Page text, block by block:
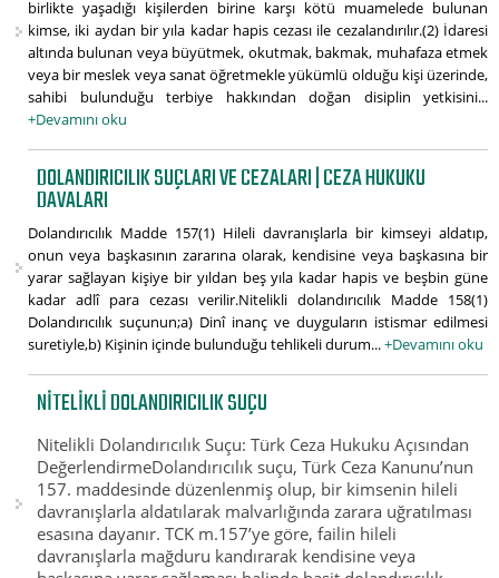
birlikte yaşadığı kişilerden birine karşı kötü muamelede bulunan
kimse, iki aydan bir yıla kadar hapis cezası ile cezalandırılır.(2) İdaresi
altında bulunan veya büyütmek, okutmak, bakmak, muhafaza etmek
veya bir meslek veya sanat öğretmekle yükümlü olduğu kişi üzerinde,
sahibi bulunduğu terbiye hakkından doğan disiplin yetkisini...
+Devamını oku
DOLANDIRICILIK SUÇLARI VE CEZALARI | CEZA HUKUKU
DAVALARI
Dolandırıcılık Madde 157(1) Hileli davranışlarla bir kimseyi aldatıp,
onun veya başkasının zararına olarak, kendisine veya başkasına bir
yarar sağlayan kişiye bir yıldan beş yıla kadar hapis ve beşbin güne
kadar adlî para cezası verilir.Nitelikli dolandırıcılık Madde 158(1)
Dolandırıcılık suçunun;a) Dinî inanç ve duyguların istismar edilmesi
suretiyle,b) Kişinin içinde bulunduğu tehlikeli durum...+Devamını oku
NITELIKLI DOLANDIRICILIK SUÇU
Nitelikli Dolandırıcılık Suçu: Türk Ceza Hukuku Açısından
DeğerlendirmeDolandırıcılık suçu, Türk Ceza Kanunu’nun
157. maddesinde düzenlenmiş olup, bir kimsenin hileli
davranışlarla aldatılarak malvarlığında zarara uğratılması
esasına dayanır. TCK m.157’ye göre, failin hileli
davranışlarla mağduru kandırarak kendisine veya